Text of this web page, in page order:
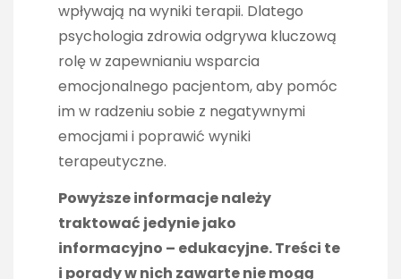
wpływają na wyniki terapii. Dlatego
psychologia zdrowia odgrywa kluczową
rolę w zapewnianiu wsparcia
emocjonalnego pacjentom, aby pomóc
im w radzeniu sobie z negatywnymi
emocjami i poprawić wyniki
terapeutyczne.
Powyższe informacje należy
traktować jedynie jako
informacyjno – edukacyjne. Treści te
i porady w nich zawarte nie mogą